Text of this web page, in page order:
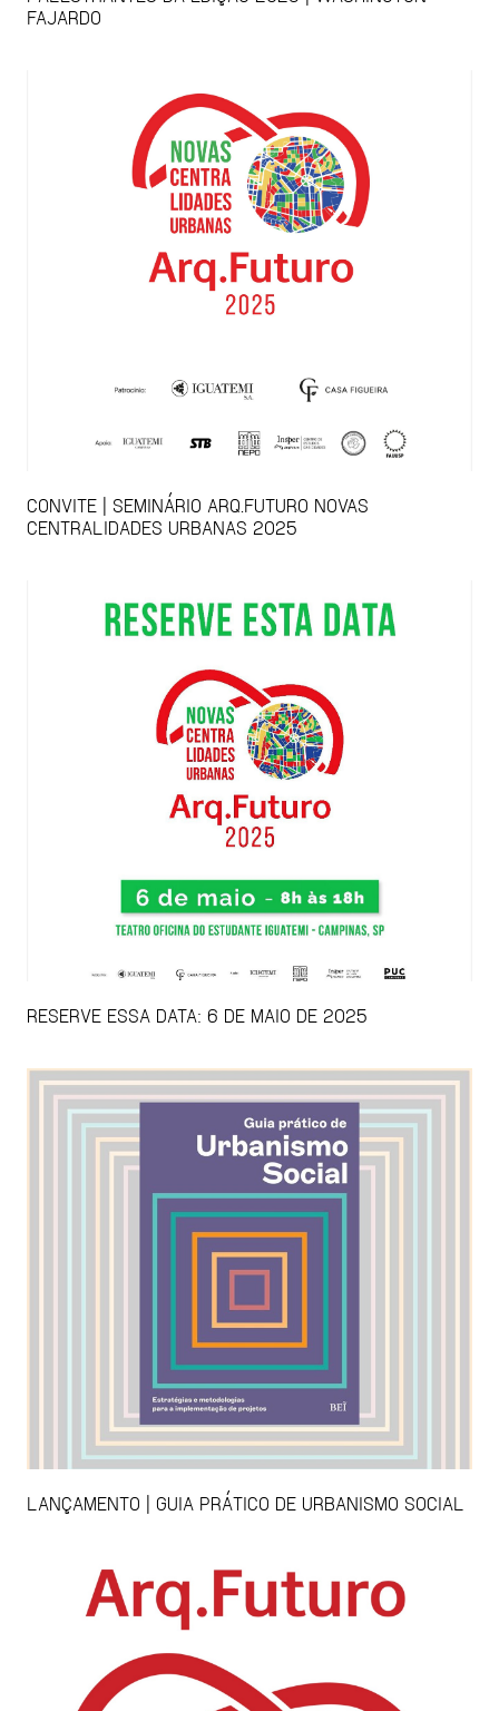
FAJARDO
CONVITE | SEMINÁRIO ARQ.FUTURO NOVAS
CENTRALIDADES URBANAS 2025
RESERVE ESSA DATA: 6 DE MAIO DE 2025
LANÇAMENTO | GUIA PRÁTICO DE URBANISMO SOCIAL